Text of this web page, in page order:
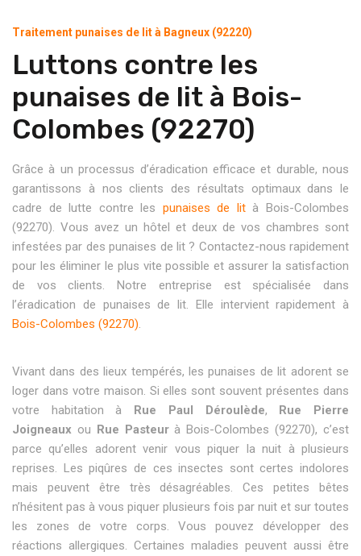
Traitement punaises de lit à Bagneux (92220)
Luttons contre les
punaises de lit à Bois-
Colombes (92270)
Grâce à un processus d’éradication efficace et durable, nous
garantissons à nos clients des résultats optimaux dans le
cadre de lutte contre les punaises de lità Bois-Colombes
(92270). Vous avez un hôtel et deux de vos chambres sont
infestées par des punaises de lit ? Contactez-nous rapidement
pour les éliminer le plus vite possible et assurer la satisfaction
de vos clients. Notre entreprise est spécialisée dans
l’éradication de punaises de lit. Elle intervient rapidement à
Bois-Colombes (92270).
Vivant dans des lieux tempérés, les punaises de lit adorent se
loger dans votre maison. Si elles sont souvent présentes dans
votre habitation à Rue Paul Déroulède, Rue Pierre
Joigneaux ou Rue Pasteur à Bois-Colombes (92270), c’est
parce qu’elles adorent venir vous piquer la nuit à plusieurs
reprises. Les piqûres de ces insectes sont certes indolores
mais peuvent être très désagréables. Ces petites bêtes
n’hésitent pas à vous piquer plusieurs fois par nuit et sur toutes
les zones de votre corps. Vous pouvez développer des
réactions allergiques. Certaines maladies peuvent aussi être